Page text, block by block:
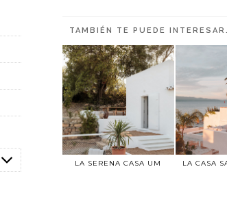
TAMBIÉN TE PUEDE
LA SERENA CASA UM LA CASA